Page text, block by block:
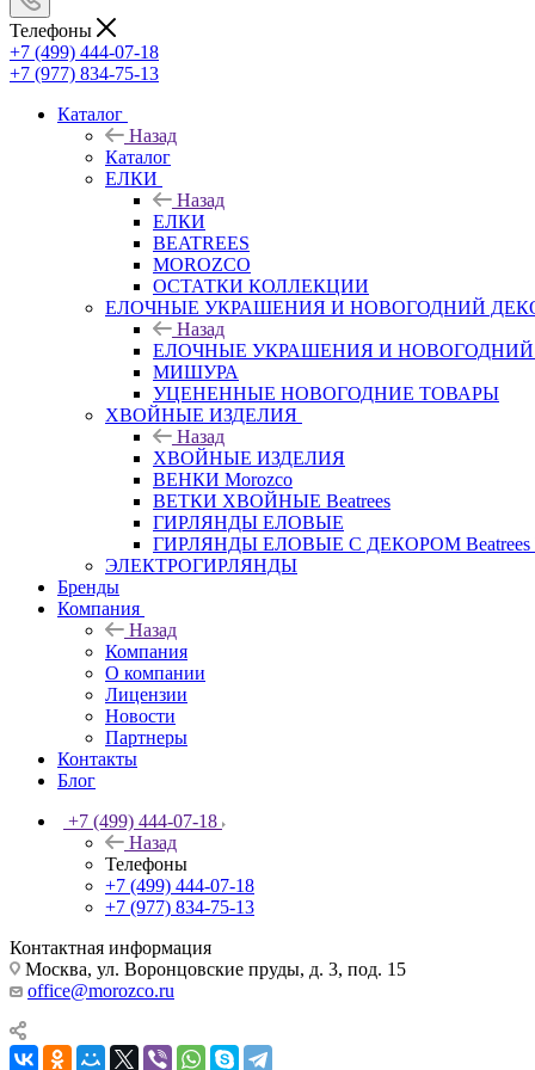
Телефоны
+7 (499) 444-07-18
+7 (977) 834-75-13
Каталог
Назад
Каталог
ЕЛКИ
Назад
ЕЛКИ
BEATREES
MOROZCO
ОСТАТКИ КОЛЛЕКЦИИ
ЕЛОЧНЫЕ УКРАШЕНИЯ И НОВОГОДНИЙ
Назад
ЕЛОЧНЫЕ УКРАШЕНИЯ И НОВОГОДНИЙ
МИШУРА
УЦЕНЕННЫЕ НОВОГОДНИЕ ТОВАРЫ
ХВОЙНЫЕ ИЗДЕЛИЯ
Назад
ХВОЙНЫЕ ИЗДЕЛИЯ
ВЕНКИ Morozco
ВЕТКИ ХВОЙНЫЕ Beatrees
ГИРЛЯНДЫ ЕЛОВЫЕ
ГИРЛЯНДЫ ЕЛОВЫЕ С ДЕКОРОМ Beatrees
ЭЛЕКТРОГИРЛЯНДЫ
Бренды
Компания
Назад
Компания
О компании
Лицензии
Новости
Партнеры
Контакты
Блог
+7 (499) 444-07-18
Назад
Телефоны
+7 (499) 444-07-18
+7 (977) 834-75-13
Контактная информация
Москва, ул. Воронцовские пруды, д. 3, под. 15
office@morozco.ru